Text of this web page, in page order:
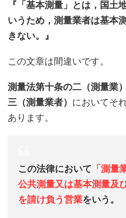
『「基本測量」とは，国土
いうため，測量業者は基本
きない。』
この文章は間違いです。
測量法第十条の二（測量業
三（測量業者） においてそ
あります。
この法律において 「測量
公共測量又は基本測量及
を請け負う営業をいう。